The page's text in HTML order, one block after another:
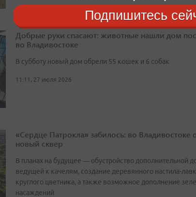
Добрые руки спасают: животные нашли дом
во Владивостоке
В субботу новый дом обрели 55 кошек и 6 собак
11:11, 27 июля 2026
«Сердце Патрокла» забилось: во Владивостоке
новый сквер
В планах на будущее — обустройство дополнительной
ведущей к качелям, создание деревянного настила-
круглого цветника, а также возможное дополнение
насаждений
Подпишитесь